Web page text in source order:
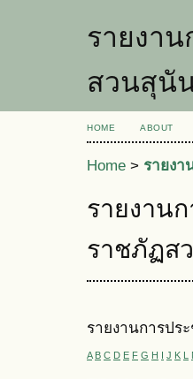
รายงา
สวนสุนั
HOME ABOUT
Home > รายง
รายงาน
ราชภัฏส
รายงานการป
A B C D E F G H I J K L